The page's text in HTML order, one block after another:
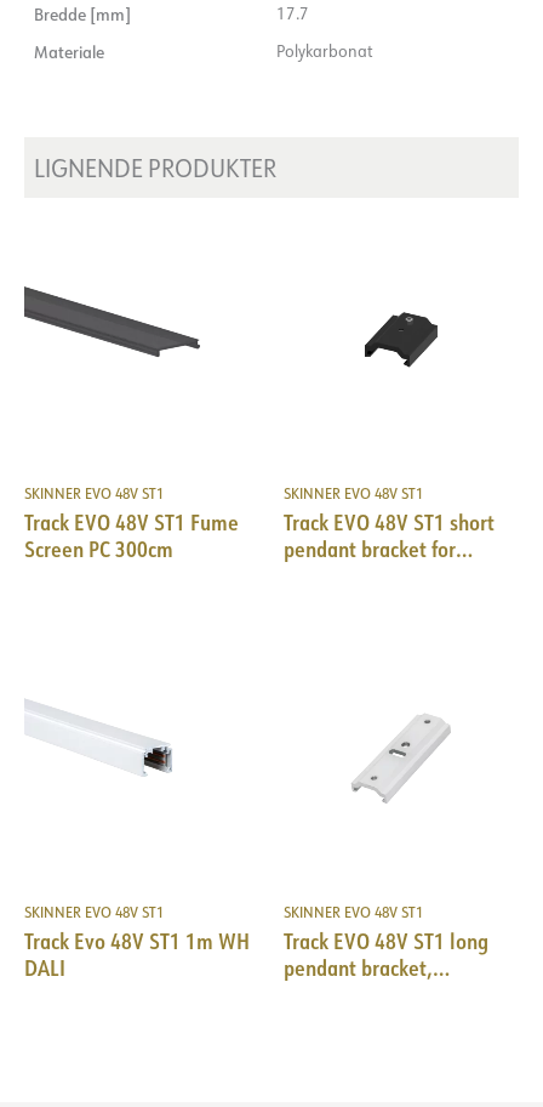
Bredde [mm] 17.7
Materiale Polykarbonat
LIGNENDE PRODUKTER
SKINNER EVO 48V ST1
Track EVO 48V ST1 Fume
Screen PC 300cm
SKINNER EVO 48V ST1
Track EVO 48V ST1 short
pendant bracket for
SKINNER EVO 48V ST1
Track Evo 48V ST1 1m WH
DALI
SKINNER EVO 48V ST1
Track EVO 48V ST1 long
pendant bracket,